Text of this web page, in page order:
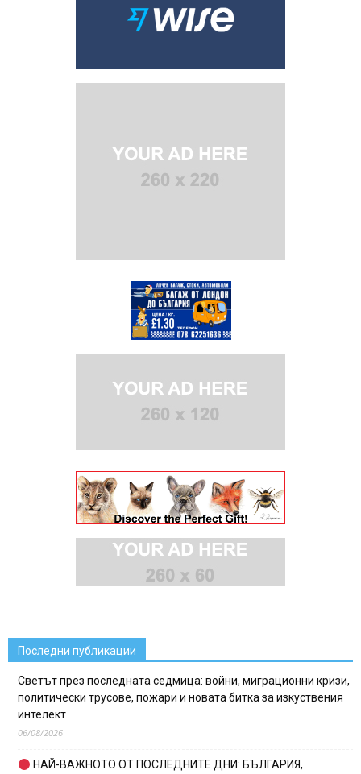
Последни публикации
Светът през последната седмица: войни, миграционни кризи,
политически трусове, пожари и новата битка за изкуствения
интелект
06/08/2026
НАЙ-ВАЖНОТО ОТ ПОСЛЕДНИТЕ ДНИ: БЪЛГАРИЯ,